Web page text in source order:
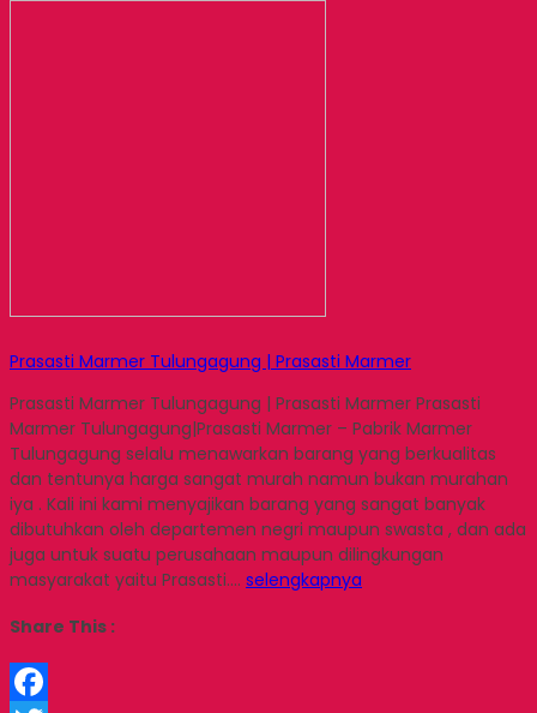
Prasasti Marmer Tulungagung | Prasasti Marmer
Prasasti Marmer Tulungagung | Prasasti Marmer Prasasti
Marmer Tulungagung|Prasasti Marmer – Pabrik Marmer
Tulungagung selalu menawarkan barang yang berkualitas
dan tentunya harga sangat murah namun bukan murahan
iya . Kali ini kami menyajikan barang yang sangat banyak
dibutuhkan oleh departemen negri maupun swasta , dan ada
juga untuk suatu perusahaan maupun dilingkungan
masyarakat yaitu Prasasti…. selengkapnya
Share This :